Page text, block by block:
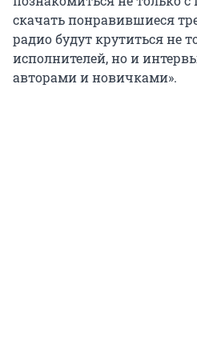
скачать понравившиеся
радио будут крутиться не
исполнителей, но и
авторами и новичками».